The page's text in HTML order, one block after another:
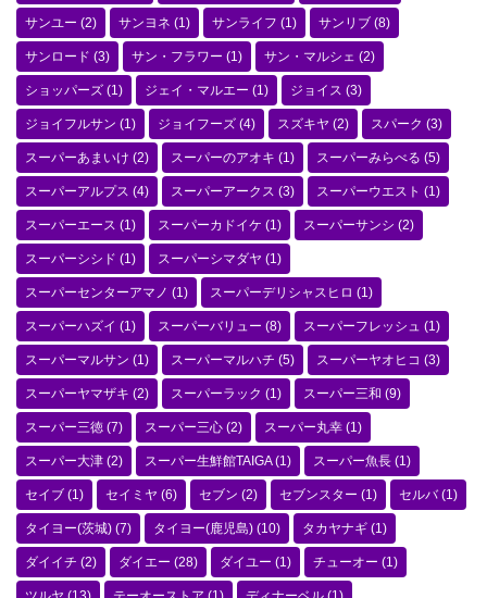
サンユー (2) サンヨネ (1) サンライフ (1) サンリブ (8)
サンロード (3) サン・フラワー (1) サン・マルシェ (2)
ショッパーズ (1) ジェイ・マルエー (1) ジョイス (3)
ジョイフルサン (1) ジョイフーズ (4) スズキヤ (2) スパーク (3)
スーパーあまいけ (2) スーパーのアオキ (1) スーパーみらべる (5)
スーパーアルプス (4) スーパーアークス (3) スーパーウエスト (1)
スーパーエース (1) スーパーカドイケ (1) スーパーサンシ (2)
スーパーシシド (1) スーパーシマダヤ (1)
スーパーセンターアマノ (1) スーパーデリシャスヒロ (1)
スーパーハズイ (1) スーパーバリュー (8) スーパーフレッシュ (1)
スーパーマルサン (1) スーパーマルハチ (5) スーパーヤオヒコ (3)
スーパーヤマザキ (2) スーパーラック (1) スーパー三和 (9)
スーパー三徳 (7) スーパー三心 (2) スーパー丸幸 (1)
スーパー大津 (2) スーパー生鮮館TAIGA(1) スーパー魚長 (1)
セイブ (1) セイミヤ (6) セブン (2) セブンスター (1) セルバ(1)
タイヨー(茨城) (7) タイヨー(鹿児島) (10) タカヤナギ (1)
ダイイチ (2) ダイエー (28) ダイユー (1) チューオー (1)